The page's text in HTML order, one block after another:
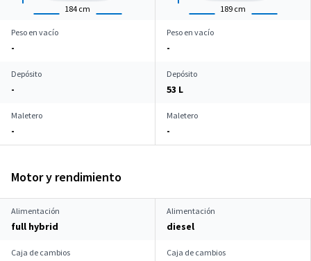
184 cm 189 cm
Peso en vacío
-
Peso en vacío
-
Depósito
-
Depósito
53 L
Maletero
-
Maletero
-
Motor y rendimiento
Alimentación
full hybrid
Alimentación
diesel
Caja de cambios Caja de cambios